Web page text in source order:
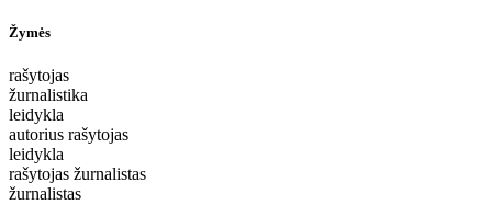
Žymės
rašytojas
žurnalistika
leidykla
autorius rašytojas
leidykla
rašytojas žurnalistas
žurnalistas